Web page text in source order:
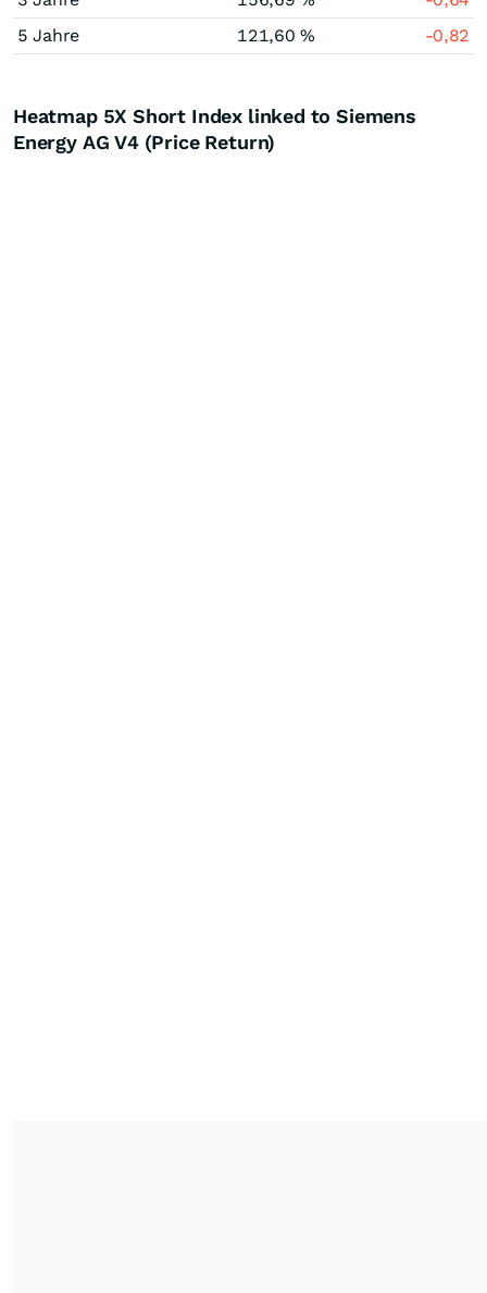
5 Jahre
121,60 % -0,82
Heatmap 5X Short Index linked to Siemens
Energy AG V4 (Price Return)